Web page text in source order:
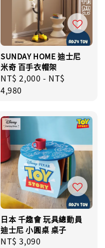
SUNDAY HOME 迪士尼
米奇 百手衣帽架
Regular
price
NT$ 2,000 - NT$
4,980
日本 千趣會 玩具總動員
迪士尼 小圓桌 桌子
Regular
NT$ 3,090